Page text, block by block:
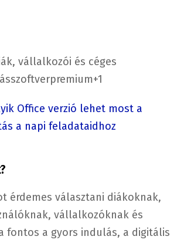
vállalkozói és céges
szoftverpremium+1
Office verzió lehet most a
a napi feladataidhoz
érdemes választani diákoknak,
vállalkozóknak és
fontos a gyors indulás, a digitális